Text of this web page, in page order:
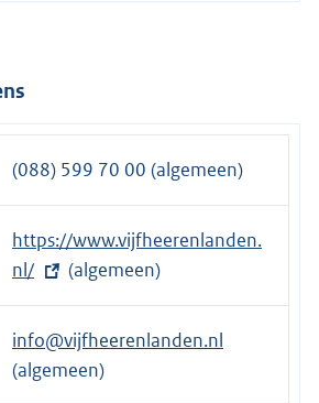
(088) 599 70 00 (algemeen)
E
x
t
e
r
https://www.vijfheerenlanden.
nl/
(algemeen)
info@vijfheerenlanden.nl
(algemeen)